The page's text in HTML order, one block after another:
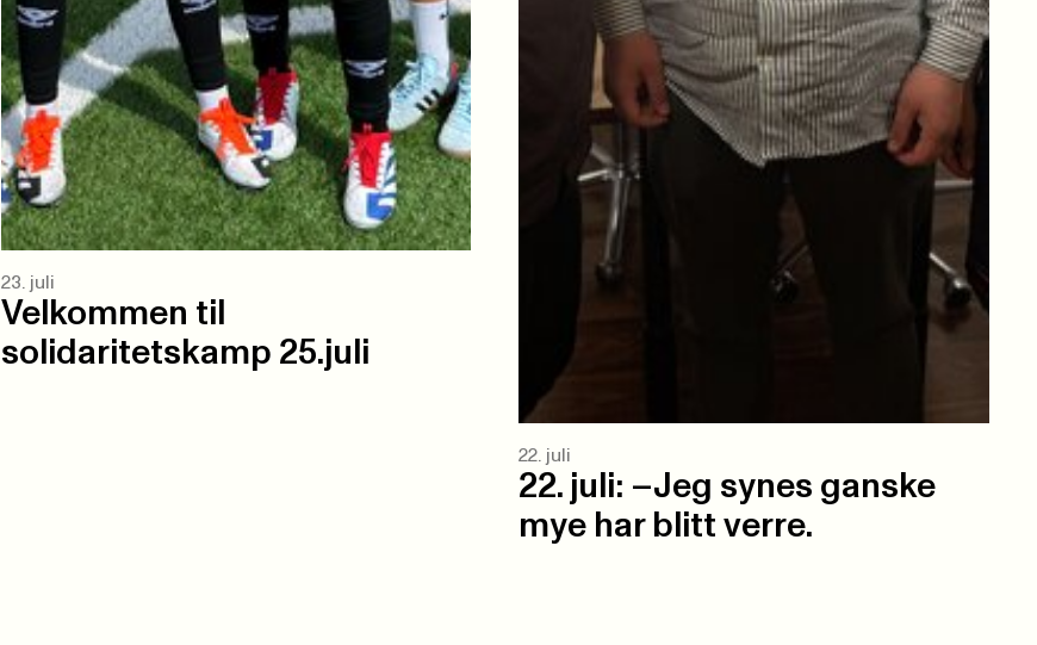
23. juli
Velkommen til
solidaritetskamp 25.juli
22. juli
22. juli: –Jeg synes ganske
mye har blitt verre.